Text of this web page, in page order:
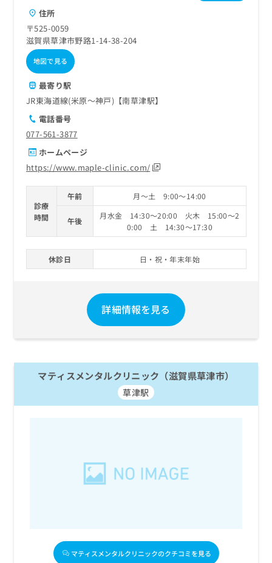
住所
〒525-0059
滋賀県草津市野路1-14-38-204
地図で見る
最寄り駅
JR東海道線(米原～神戸)【南草津駅】
電話番号
077-561-3877
ホームページ
https://www.maple-clinic.com/
診療
時間
午前 月～土 9:00～14:00
午後
月水金 14:30～20:00 火木 15:00～2
0:00 土 14:30～17:30
休診日 日・祝・年末年始
詳細情報を見る
マティスメンタルクリニック（滋賀県草津市）
草津駅
マティスメンタルクリニックのクチコミを見る